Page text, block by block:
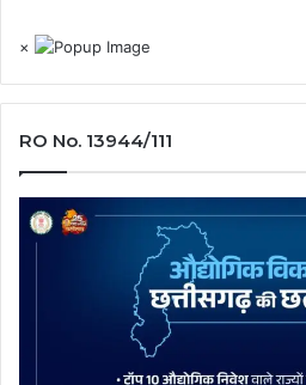
×
RO No. 13944/111